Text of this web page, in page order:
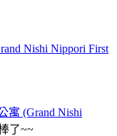
Nishi Nippori First
寓 (Grand Nishi
了~~